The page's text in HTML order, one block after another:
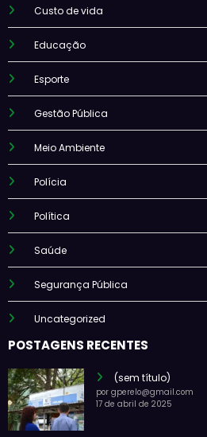
Custo de vida
Educação
Esporte
Gestão Pública
Meio Ambiente
Polícia
Política
Saúde
Segurança Pública
Uncategorized
POSTAGENS RECENTES
(sem título)
por gperelo@gmail.com
17 de abril de 2025